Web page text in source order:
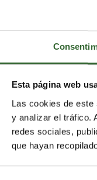
Esta página web
Las cookies de
y analizar el tráfico.
redes sociales,
que hayan